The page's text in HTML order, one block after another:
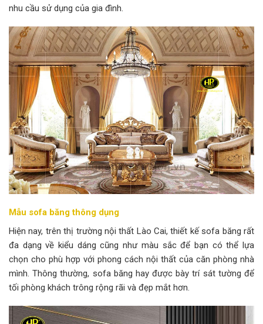
nhu cầu sử dụng của gia đình.
Mẫu sofa băng thông dụng
Hiện nay, trên thị trường nội thất Lào Cai, thiết kế sofa băng rất
đa dạng về kiểu dáng cũng như màu sắc để bạn có thể lựa
chọn cho phù hợp với phong cách nội thất của căn phòng nhà
mình. Thông thường, sofa băng hay được bày trí sát tường để
tối phòng khách trông rộng rãi và đẹp mắt hơn.